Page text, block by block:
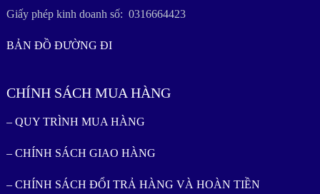
Giấy phép kinh doanh số: 0316664423
BẢN ĐỒ ĐƯỜNG ĐI
CHÍNH SÁCH MUA HÀNG
– QUY TRÌNH MUA HÀNG
– CHÍNH SÁCH GIAO HÀNG
– CHÍNH SÁCH ĐỔI TRẢ HÀNG VÀ HOÀN TIỀN